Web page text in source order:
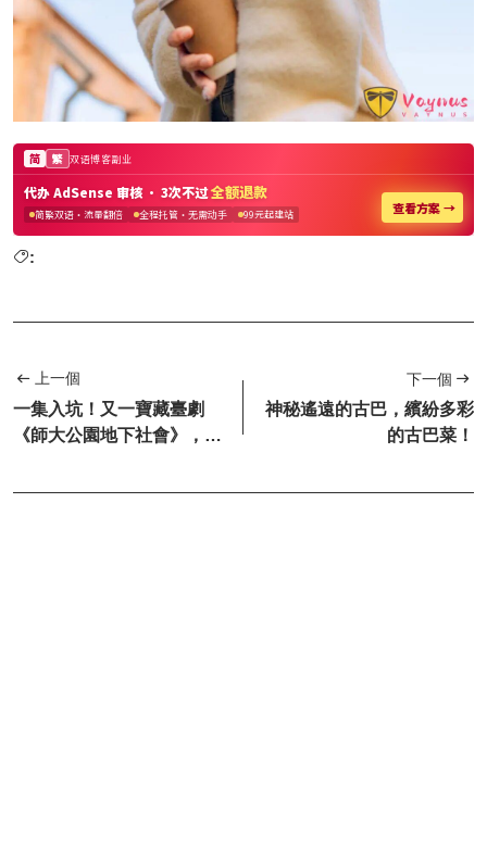
:
上一個
一集入坑！又一寶藏臺劇
《師大公園地下社會》，清
下一個
神秘遙遠的古巴，繽紛多彩
的古巴菜！